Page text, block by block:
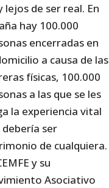
lejos de ser real. En
hay 100.000
encerradas en
a causa de las
físicas, 100.000
a las que se les
la experiencia vital
debería ser
de cualquiera.
y su
Asociativo